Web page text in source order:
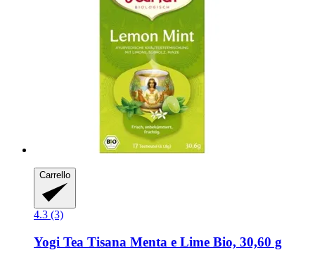
Carrello
4.3 (3)
Yogi Tea Tisana Menta e Lime Bio, 30,60 g